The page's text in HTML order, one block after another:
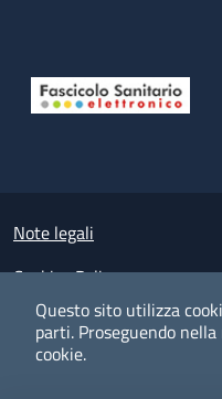
Questo sito utilizza
parti. Proseguendo
cookie.
Small prints
Note legali
Cookies Policy
Policy privacy e
Albo pretorio on-line